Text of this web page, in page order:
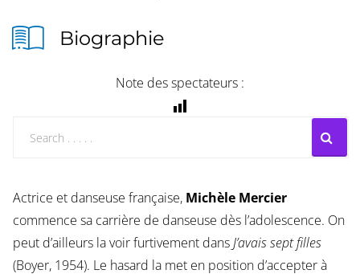
Biographie
Note des spectateurs :
Actrice et danseuse française, Michèle Mercier
commence sa carrière de danseuse dès l’adolescence. On
peut d’ailleurs la voir furtivement dansJ’avais sept filles
(Boyer, 1954). Le hasard la met en position d’accepter à